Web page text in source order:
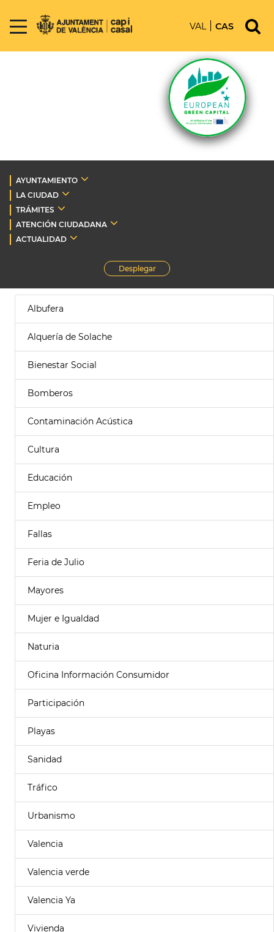
VAL CAS
AYUNTAMIENTO
LA CIUDAD
TRÁMITES
ATENCIÓN CIUDADANA
ACTUALIDAD
Desplegar
Albufera
Alquería de Solache
Bienestar Social
Bomberos
Contaminación Acústica
Cultura
Educación
Empleo
Fallas
Feria de Julio
Mayores
Mujer e Igualdad
Naturia
Oficina Información Consumidor
Participación
Playas
Sanidad
Tráfico
Urbanismo
Valencia
Valencia verde
Valencia Ya
Vivienda